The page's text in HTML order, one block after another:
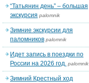
“Татьянин день” – большая
экскурсия palomnik
Зимние экскурсии для
паломников palomnik
Идет запись в поездки по
России на 2026 год. palomnik
Зимний Крестный ход